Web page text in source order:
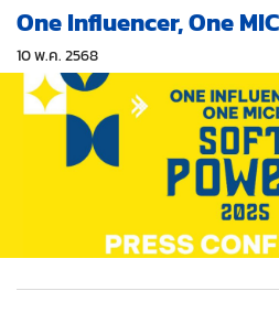
i
g
t
i
One Influencer, One
10 พ.ค. 2568